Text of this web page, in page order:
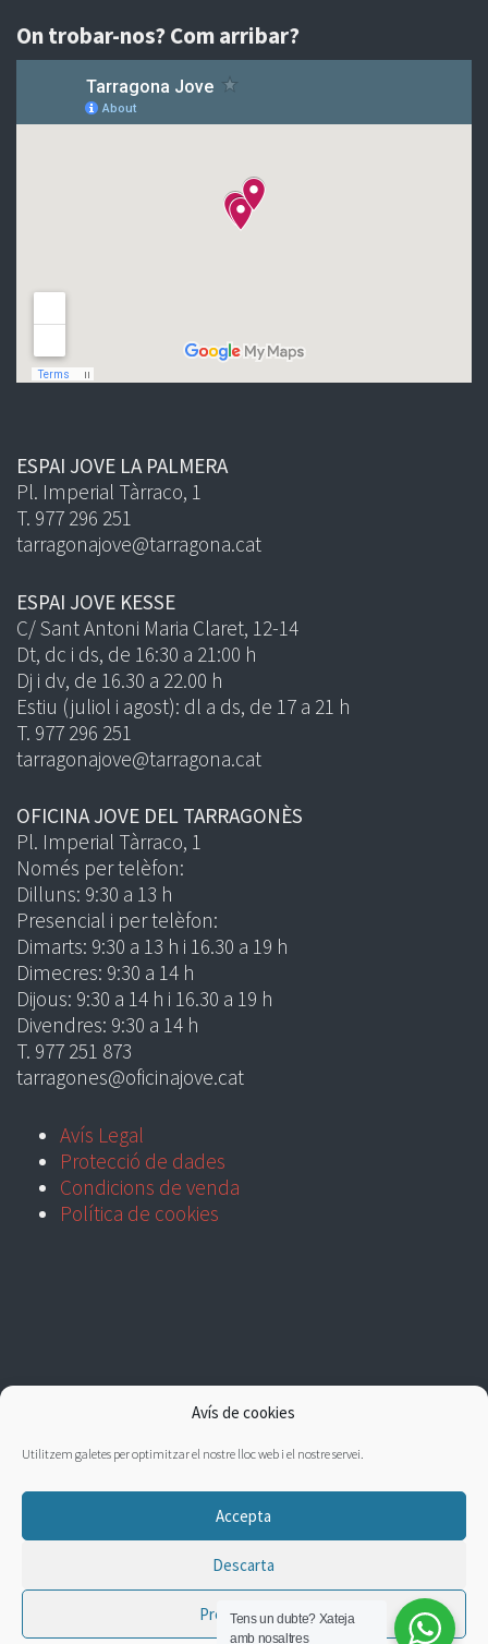
Avís de cookies
Utilitzem galetes per optimitzar el nostre lloc web i el nostre servei.
Accepta
Descarta
Preferències
On trobar-nos? Com arribar?
ESPAI JOVE LA PALMERA
Pl. Imperial Tàrraco, 1
T. 977 296 251
tarragonajove@tarragona.cat
ESPAI JOVE KESSE
C/ Sant Antoni Maria Claret, 12-14
Dt, dc i ds, de 16:30 a 21:00 h
Dj i dv, de 16.30 a 22.00 h
Estiu (juliol i agost): dl a ds, de 17 a 21 h
T. 977 296 251
tarragonajove@tarragona.cat
OFICINA JOVE DEL TARRAGONÈS
Pl. Imperial Tàrraco, 1
Només per telèfon:
Dilluns: 9:30 a 13 h
Presencial i per telèfon:
Dimarts: 9:30 a 13 h i 16.30 a 19 h
Dimecres: 9:30 a 14 h
Dijous: 9:30 a 14 h i 16.30 a 19 h
Divendres: 9:30 a 14 h
T. 977 251 873
tarragones@oficinajove.cat
Avís Legal
Protecció de dades
Condicions de venda
Política de cookies
Tens un dubte? Xateja
amb nosaltres